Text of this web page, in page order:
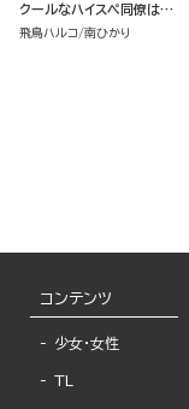
クールなハイスペ同僚は執
着ヤバ男でした!?（分冊
飛鳥ハルコ 南ひかり
コンテンツ
少女・女性
TL